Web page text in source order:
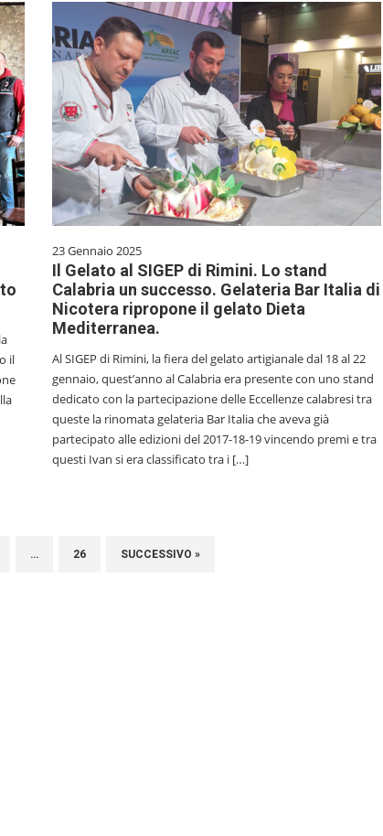
il
23 Gennaio 2025
Il Gelato al SIGEP di Rimini. Lo stand
Calabria un successo. Gelateria Bar Italia di
Nicotera ripropone il gelato Dieta
Mediterranea.
Al SIGEP di Rimini, la fiera del gelato artigianale dal 18 al 22
gennaio, quest’anno al Calabria era presente con uno stand
dedicato con la partecipazione delle Eccellenze calabresi tra
queste la rinomata gelateria Bar Italia che aveva già
partecipato alle edizioni del 2017-18-19 vincendo premi e tra
questi Ivan si era classificato tra i […]
… 26 SUCCESSIVO »